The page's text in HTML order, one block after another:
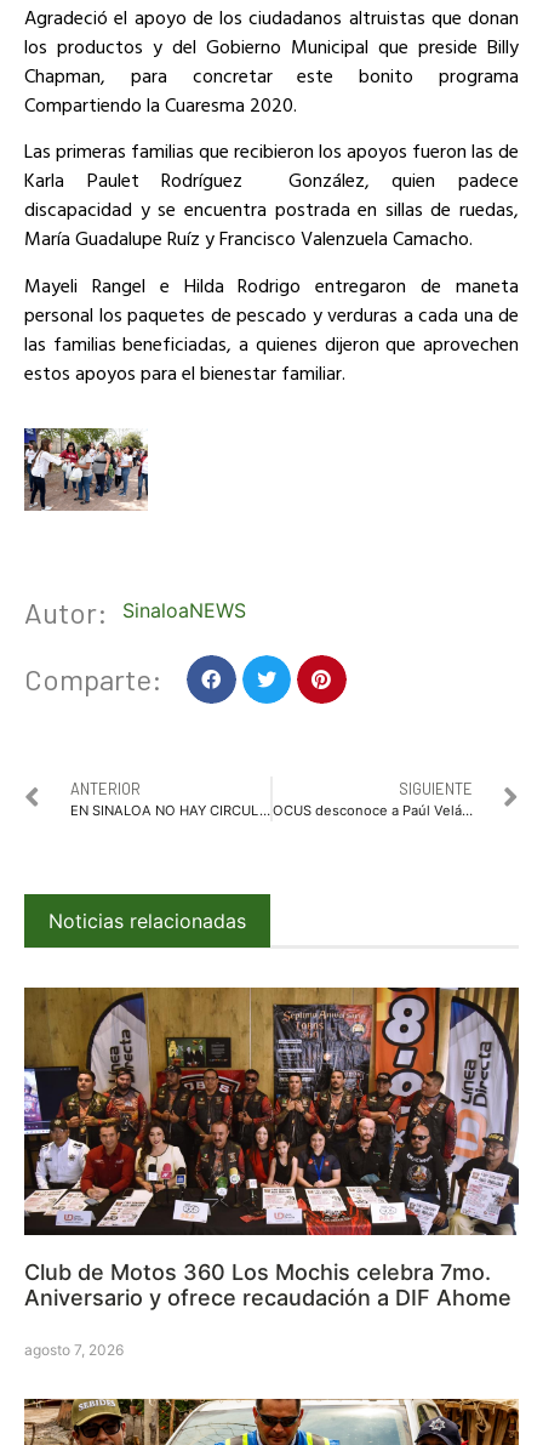
Agradeció el apoyo de los ciudadanos altruistas que donan
los productos y del Gobierno Municipal que preside Billy
Chapman, para concretar este bonito programa
Compartiendo la Cuaresma 2020.
Las primeras familias que recibieron los apoyos fueron las de
Karla Paulet Rodríguez
González, quien padece
discapacidad y se encuentra postrada en sillas de ruedas,
María Guadalupe Ruíz y Francisco Valenzuela Camacho.
Mayeli Rangel e Hilda Rodrigo entregaron de maneta
personal los paquetes de pescado y verduras a cada una de
las familias beneficiadas, a quienes dijeron que aprovechen
estos apoyos para el bienestar familiar.
Autor: SinaloaNEWS
Comparte:
ANTERIOR
EN SINALOA NO HAY CIRCULACIÓN DE COVID-19
SIGUIENTE
OCUS desconoce a Paúl Velázquez como periodista
Noticias relacionadas
Club de Motos 360 Los Mochis celebra 7mo.
Aniversario y ofrece recaudación a DIF Ahome
agosto 7, 2026